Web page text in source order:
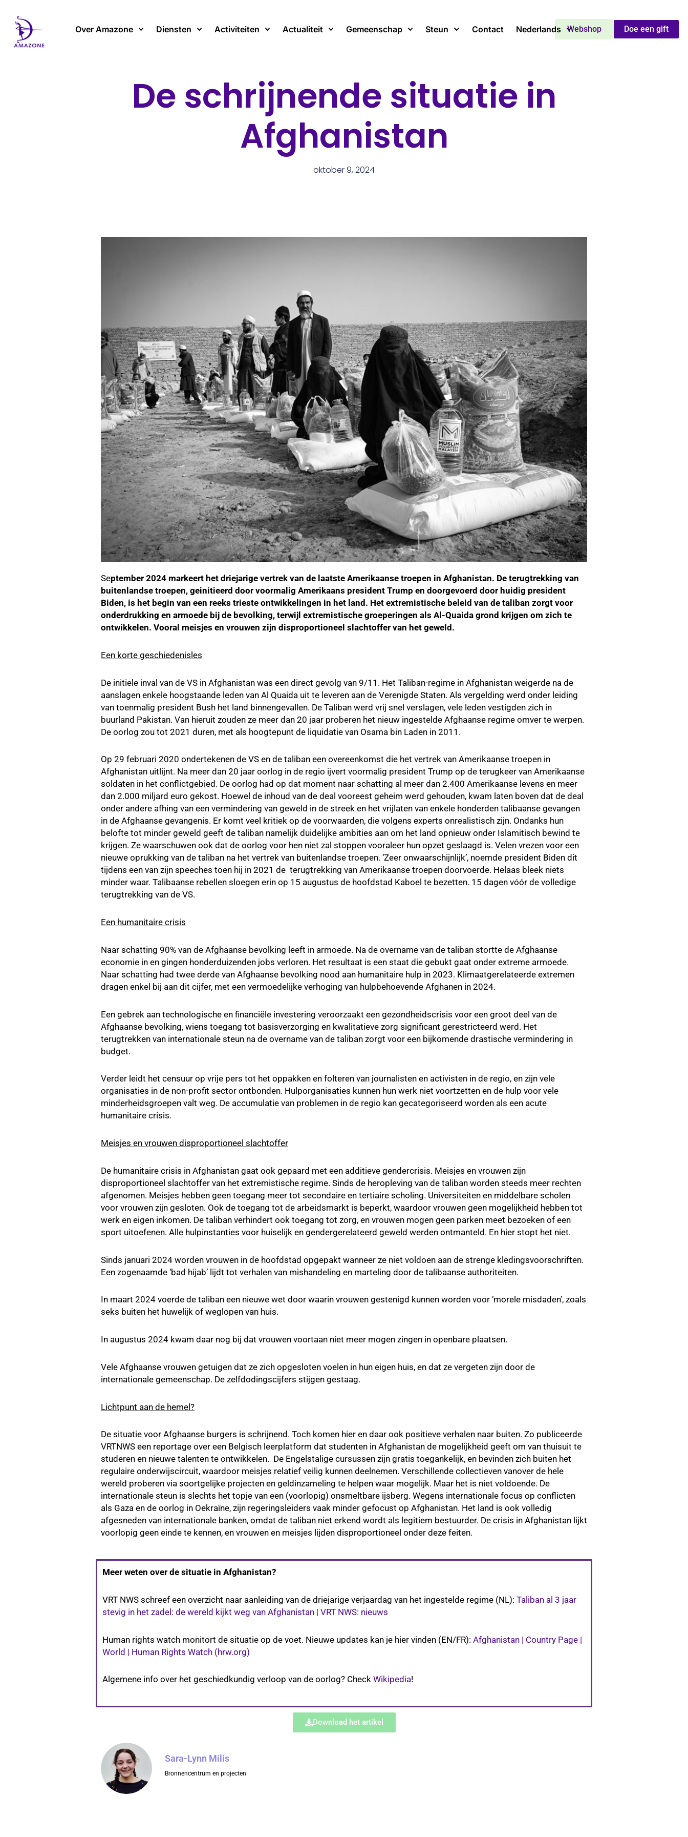
inhoud
Over Amazone Diensten Activiteiten Actualiteit Gemeenschap Steun Contact Nederlands Doe een gift
Webshop
De schrijnende situatie in
Afghanistan
oktober 9, 2024
September 2024 markeert het driejarige vertrek van de laatste Amerikaanse troepen in Afghanistan. De terugtrekking van
buitenlandse troepen, geinitieerd door voormalig Amerikaans president Trump en doorgevoerd door huidig president
Biden, is het begin van een reeks trieste ontwikkelingen in het land. Het extremistische beleid van de taliban zorgt voor
onderdrukking en armoede bij de bevolking, terwijl extremistische groeperingen als Al-Quaida grond krijgen om zich te
ontwikkelen. Vooral meisjes en vrouwen zijn disproportioneel slachtoffer van het geweld.
Een korte geschiedenisles
De initiele inval van de VS in Afghanistan was een direct gevolg van 9/11. Het Taliban-regime in Afghanistan weigerde na de
aanslagen enkele hoogstaande leden van Al Quaida uit te leveren aan de Verenigde Staten. Als vergelding werd onder leiding
van toenmalig president Bush het land binnengevallen. De Taliban werd vrij snel verslagen, vele leden vestigden zich in
buurland Pakistan. Van hieruit zouden ze meer dan 20 jaar proberen het nieuw ingestelde Afghaanse regime omver te werpen.
De oorlog zou tot 2021 duren, met als hoogtepunt de liquidatie van Osama bin Laden in 2011.
Op 29 februari 2020 ondertekenen de VS en de taliban een overeenkomst die het vertrek van Amerikaanse troepen in
Afghanistan uitlijnt. Na meer dan 20 jaar oorlog in de regio ijvert voormalig president Trump op de terugkeer van Amerikaanse
soldaten in het conflictgebied. De oorlog had op dat moment naar schatting al meer dan 2.400 Amerikaanse levens en meer
dan 2.000 miljard euro gekost. Hoewel de inhoud van de deal vooreest geheim werd gehouden, kwam laten boven dat de deal
onder andere afhing van een vermindering van geweld in de streek en het vrijlaten van enkele honderden talibaanse gevangen
in de Afghaanse gevangenis. Er komt veel kritiek op de voorwaarden, die volgens experts onrealistisch zijn. Ondanks hun
belofte tot minder geweld geeft de taliban namelijk duidelijke ambities aan om het land opnieuw onder Islamitisch bewind te
krijgen. Ze waarschuwen ook dat de oorlog voor hen niet zal stoppen vooraleer hun opzet geslaagd is. Velen vrezen voor een
nieuwe oprukking van de taliban na het vertrek van buitenlandse troepen. ‘Zeer onwaarschijnlijk’, noemde president Biden dit
tijdens een van zijn speeches toen hij in 2021 de terugtrekking van Amerikaanse troepen doorvoerde. Helaas bleek niets
minder waar. Talibaanse rebellen sloegen erin op 15 augustus de hoofdstad Kaboel te bezetten. 15 dagen vóór de volledige
terugtrekking van de VS.
Een humanitaire crisis
Naar schatting 90% van de Afghaanse bevolking leeft in armoede. Na de overname van de taliban stortte de Afghaanse
economie in en gingen honderduizenden jobs verloren. Het resultaat is een staat die gebukt gaat onder extreme armoede.
Naar schatting had twee derde van Afghaanse bevolking nood aan humanitaire hulp in 2023. Klimaatgerelateerde extremen
dragen enkel bij aan dit cijfer, met een vermoedelijke verhoging van hulpbehoevende Afghanen in 2024.
Een gebrek aan technologische en financiële investering veroorzaakt een gezondheidscrisis voor een groot deel van de
Afghaanse bevolking, wiens toegang tot basisverzorging en kwalitatieve zorg significant gerestricteerd werd. Het
terugtrekken van internationale steun na de overname van de taliban zorgt voor een bijkomende drastische vermindering in
budget.
Verder leidt het censuur op vrije pers tot het oppakken en folteren van journalisten en activisten in de regio, en zijn vele
organisaties in de non-profit sector ontbonden. Hulporganisaties kunnen hun werk niet voortzetten en de hulp voor vele
minderheidsgroepen valt weg. De accumulatie van problemen in de regio kan gecategoriseerd worden als een acute
humanitaire crisis.
Meisjes en vrouwen disproportioneel slachtoffer
De humanitaire crisis in Afghanistan gaat ook gepaard met een additieve gendercrisis. Meisjes en vrouwen zijn
disproportioneel slachtoffer van het extremistische regime. Sinds de heropleving van de taliban worden steeds meer rechten
afgenomen. Meisjes hebben geen toegang meer tot secondaire en tertiaire scholing. Universiteiten en middelbare scholen
voor vrouwen zijn gesloten. Ook de toegang tot de arbeidsmarkt is beperkt, waardoor vrouwen geen mogelijkheid hebben tot
werk en eigen inkomen. De taliban verhindert ook toegang tot zorg, en vrouwen mogen geen parken meet bezoeken of een
sport uitoefenen. Alle hulpinstanties voor huiselijk en gendergerelateerd geweld werden ontmanteld. En hier stopt het niet.
Sinds januari 2024 worden vrouwen in de hoofdstad opgepakt wanneer ze niet voldoen aan de strenge kledingsvoorschriften.
Een zogenaamde ‘bad hijab’ lijdt tot verhalen van mishandeling en marteling door de talibaanse authoriteiten.
In maart 2024 voerde de taliban een nieuwe wet door waarin vrouwen gestenigd kunnen worden voor ‘morele misdaden’, zoals
seks buiten het huwelijk of weglopen van huis.
In augustus 2024 kwam daar nog bij dat vrouwen voortaan niet meer mogen zingen in openbare plaatsen.
Vele Afghaanse vrouwen getuigen dat ze zich opgesloten voelen in hun eigen huis, en dat ze vergeten zijn door de
internationale gemeenschap. De zelfdodingscijfers stijgen gestaag.
Lichtpunt aan de hemel?
De situatie voor Afghaanse burgers is schrijnend. Toch komen hier en daar ook positieve verhalen naar buiten. Zo publiceerde
VRTNWS een reportage over een Belgisch leerplatform dat studenten in Afghanistan de mogelijkheid geeft om van thuisuit te
studeren en nieuwe talenten te ontwikkelen. De Engelstalige cursussen zijn gratis toegankelijk, en bevinden zich buiten het
regulaire onderwijscircuit, waardoor meisjes relatief veilig kunnen deelnemen. Verschillende collectieven vanover de hele
wereld proberen via soortgelijke projecten en geldinzameling te helpen waar mogelijk. Maar het is niet voldoende. De
internationale steun is slechts het topje van een (voorlopig) onsmeltbare ijsberg. Wegens internationale focus op conflicten
als Gaza en de oorlog in Oekraïne, zijn regeringsleiders vaak minder gefocust op Afghanistan. Het land is ook volledig
afgesneden van internationale banken, omdat de taliban niet erkend wordt als legitiem bestuurder. De crisis in Afghanistan lijkt
voorlopig geen einde te kennen, en vrouwen en meisjes lijden disproportioneel onder deze feiten.
Meer weten over de situatie in Afghanistan?
VRT NWS schreef een overzicht naar aanleiding van de driejarige verjaardag van het ingestelde regime (NL): Taliban al 3 jaar
stevig in het zadel: de wereld kijkt weg van Afghanistan | VRT NWS: nieuws
Human rights watch monitort de situatie op de voet. Nieuwe updates kan je hier vinden (EN/FR): Afghanistan | Country Page |
World | Human Rights Watch (hrw.org)
Algemene info over het geschiedkundig verloop van de oorlog? Check Wikipedia!
Download het artikel
Sara-Lynn Milis
Bronnencentrum en projecten